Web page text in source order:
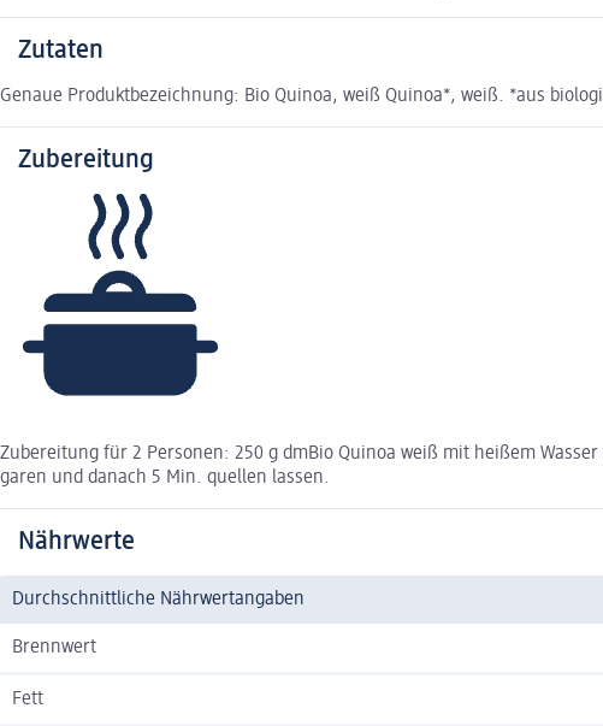
Zutaten
Genaue Produktbezeichnung: Bio Quinoa, weiß Quinoa*, weiß. *aus
Zubereitung
Zubereitung für 2 Personen: 250 g dmBio Quinoa weiß mit heißem
garen und danach 5 Min. quellen lassen.
Nährwerte
Durchschnittliche Nährwertangaben
Brennwert
Fett